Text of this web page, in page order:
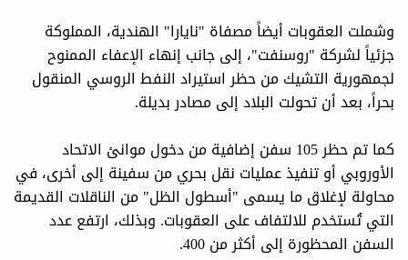
وشملت العقوبات أيضاً مصفاة "نايارا" الهندية، المملوكة
جزئياً لشركة "روسنفت"، إلى جانب إنهاء الإعفاء الممنوح
لجمهورية التشيك من حظر استيراد النفط الروسي المنقول
بحراً، بعد أن تحولت البلاد إلى مصادر بديلة.
كما تم حظر 105 سفن إضافية من دخول موانئ الاتحاد
الأوروبي أو تنفيذ عمليات نقل بحري من سفينة إلى أخرى، في
محاولة لإغلاق ما يسمى "أسطول الظل" من الناقلات القديمة
التي تُستخدم للالتفاف على العقوبات. وبذلك، ارتفع عدد
السفن المحظورة إلى أكثر من 400.